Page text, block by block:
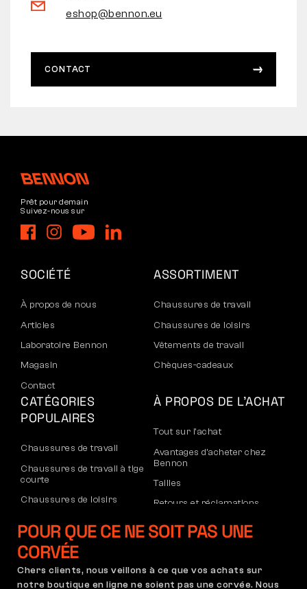
eshop@bennon.eu
CONTACT
Prêt pour demain
Suivez-nous sur
SOCIÉTÉ
À propos de nous
Articles
Laboratoire Bennon
Magasin
Contact
ASSORTIMENT
Chaussures de travail
Chaussures de loisirs
Vêtements de travail
Chèques-cadeaux
CATÉGORIES
POPULAIRES
Chaussures de travail
Chaussures de travail à tige
courte
Chaussures de loisirs
cheville
Pantalons
Sweatshirts
À PROPOS DE L’ACHAT
Tout sur l’achat
Avantages d’acheter chez
Bennon
Tailles
Retours et réclamations
Transport et paiement
Réclamations et garantie
POUR QUE CE NE SOIT PAS UNE
CORVÉE
Chers clients, nous veillons à ce que vos achats sur
notre boutique en ligne ne soient pas une corvée. Nous